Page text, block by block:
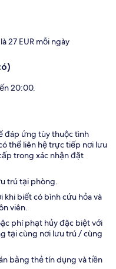
27 EUR mỗi ngày
20:00.
đáp ứng tùy thuộc tình
thể liên hệ trực tiếp nơi lưu
trong xác nhận đặt
trú tại phòng.
khi biết có bình cứu hỏa và
viên.
phí phạt hủy đặc biệt với
tại cùng nơi lưu trú / cùng
bằng thẻ tín dụng và tiền